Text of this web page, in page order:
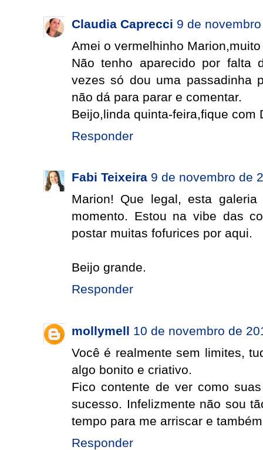
Claudia Caprecci 9 de
Amei o vermelhinho
Não tenho aparecido por falta
vezes só dou uma passadinha
não dá para parar e comentar.
Beijo,linda quinta-feira,fique com
Responder
Fabi Teixeira 9 de novembro de
Marion! Que legal, esta
momento. Estou na vibe das
postar muitas fofurices por aqui.
Beijo grande.
Responder
mollymell 10 de novembro de
Você é realmente sem limites,
algo bonito e criativo.
Fico contente de ver como
sucesso. Infelizmente não sou
tempo para me arriscar e
Responder